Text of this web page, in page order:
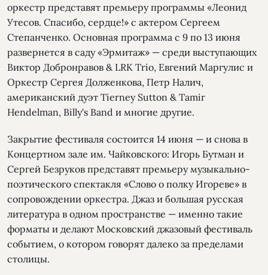
оркестр представят премьеру программы «Леонид
Утесов. Спасибо, сердце!» с актером Сергеем
Степанченко. Основная программа с 9 по 13 июня
развернется в саду «Эрмитаж» — среди выступающих
Виктор Добронравов & LRK Trio, Евгений Маргулис и
Оркестр Сергея Долженкова, Петр Налич,
американский дуэт Tierney Sutton & Tamir
Hendelman, Billy's Band и многие другие.
Закрытие фестиваля состоится 14 июня — и снова в
Концертном зале им. Чайковского: Игорь Бутман и
Сергей Безруков представят премьеру музыкально-
поэтического спектакля «Слово о полку Игореве» в
сопровождении оркестра. Джаз и большая русская
литература в одном пространстве — именно такие
форматы и делают Московский джазовый фестиваль
событием, о котором говорят далеко за пределами
столицы.